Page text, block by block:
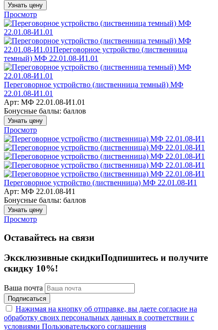
Узнать цену
Просмотр
Переговорное устройство (лиственница темный) МФ
22.01.08-И1.01
Арт: МФ 22.01.08-И1.01
Бонусные баллы: баллов
Узнать цену
Просмотр
Переговорное устройство (лиственница) МФ 22.01.08-И1
Арт: МФ 22.01.08-И1
Бонусные баллы: баллов
Узнать цену
Просмотр
Оставайтесь на связи
Эксклюзивные скидкиПодпишитесь и получите
скидку 10%!
Ваша почта
Подписаться
Нажимая на кнопку об отправке, вы даете согласие на
обработку своих персональных данных в соответствии с
условиями Пользовательского соглашения